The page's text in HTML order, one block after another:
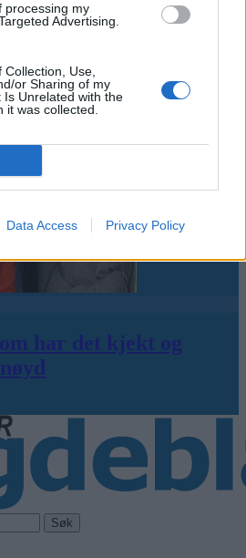
processing my
Advertising.
Use,
or Sharing of my
Is Unrelated with the
it was collected.
Data Access Privacy Policy
har det kjekt og